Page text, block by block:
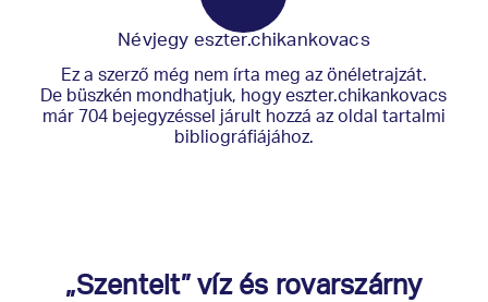
Névjegyeszter.chikankovacs
Ez a szerző még nem írta meg az önéletrajzát.
De büszkén mondhatjuk, hogyeszter.chikankovacs
már 704 bejegyzéssel járult hozzá az oldal tartalmi
bibliográfiájához.
„Szentelt” víz és rovarszárny